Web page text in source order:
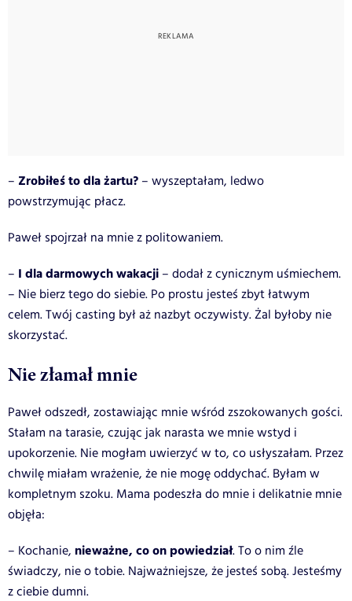
– Zrobiłeś to dla żartu? – wyszeptałam, ledwo
powstrzymując płacz.
Paweł spojrzał na mnie z politowaniem.
– I dla darmowych wakacji – dodał z cynicznym uśmiechem.
– Nie bierz tego do siebie. Po prostu jesteś zbyt łatwym
celem. Twój casting był aż nazbyt oczywisty. Żal byłoby nie
skorzystać.
Nie złamał mnie
Paweł odszedł, zostawiając mnie wśród zszokowanych gości.
Stałam na tarasie, czując jak narasta we mnie wstyd i
upokorzenie. Nie mogłam uwierzyć w to, co usłyszałam. Przez
chwilę miałam wrażenie, że nie mogę oddychać. Byłam w
kompletnym szoku. Mama podeszła do mnie i delikatnie mnie
objęła:
– Kochanie, nieważne, co on powiedział. To o nim źle
świadczy, nie o tobie. Najważniejsze, że jesteś sobą. Jesteśmy
z ciebie dumni.